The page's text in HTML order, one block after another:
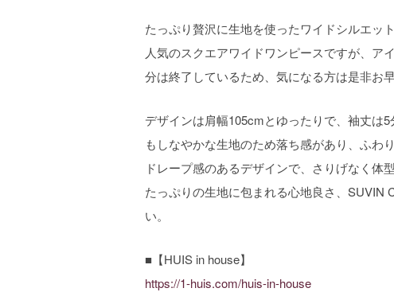
たっぷり贅沢に生地を使ったワイドシルエッ
人気のスクエアワイドワンピースですが、ア
分は終了しているため、気になる方は是非お
デザインは肩幅105cmとゆったりで、袖丈は
もしなやかな生地のため落ち感があり、ふわ
ドレープ感のあるデザインで、さりげなく体
たっぷりの生地に包まれる心地良さ、SUVIN
い。
■【HUIS in house】
https://1-huis.com/huis-in-house